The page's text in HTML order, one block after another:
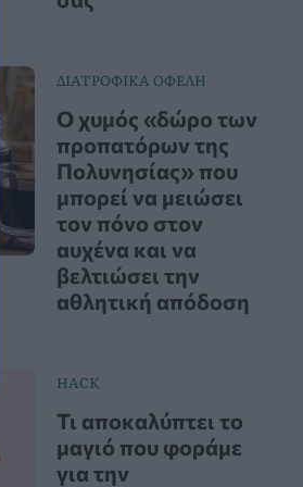
ΔΙΑΤΡΟΦΙΚΑ ΟΦΕΛΗ
Ο χυμός «δώρο των
προπατόρων της
Πολυνησίας» που
μπορεί να μειώσει
τον πόνο στον
αυχένα και να
βελτιώσει την
αθλητική απόδοση
HACK
Τι αποκαλύπτει το
μαγιό που φοράμε
για την